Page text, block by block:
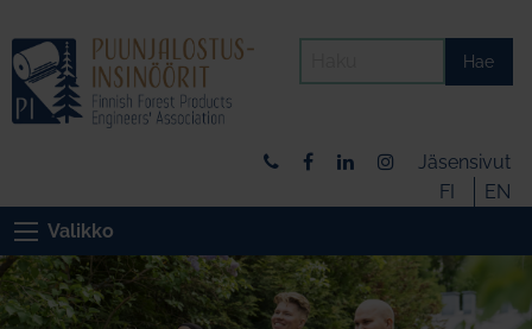
Hae
Jäsensivut
FI
EN
Valikko